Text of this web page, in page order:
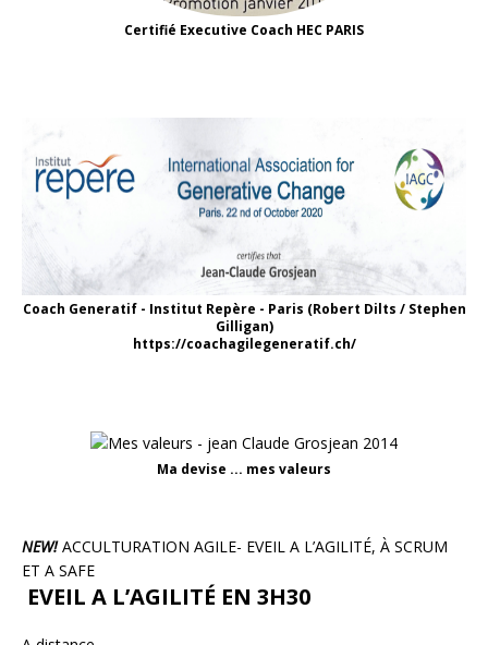
Certifié Executive Coach HEC PARIS
Coach Generatif - Institut Repère - Paris (Robert Dilts / Stephen
Gilligan)
https://coachagilegeneratif.ch/
Ma devise ... mes valeurs
NEW!ACCULTURATION AGILE- EVEIL A L’AGILITÉ, À SCRUM
ET A SAFE
EVEIL A L’AGILITÉ EN 3H30